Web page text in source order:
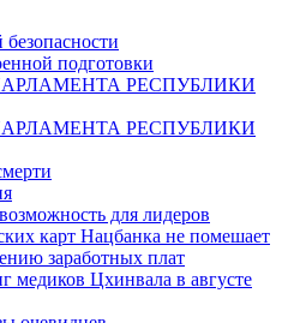
подготовки
РЕСПУБЛИКИ
РЕСПУБЛИКИ
для лидеров
карт Нацбанка не помешает
заработных плат
медиков Цхинвала в августе